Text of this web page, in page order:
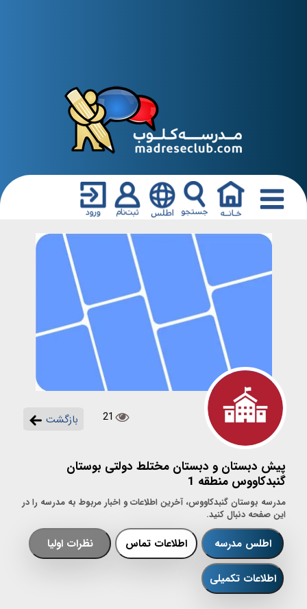
بازگشت 21
پیش دبستان و دبستان مختلط دولتی بوستان
گنبدکاووس منطقه 1
مدرسه بوستان گنبدکاووس، آخرین اطلاعات و اخبار مربوط به مدرسه را در
این صفحه دنبال کنید.
اطلس مدرسه اطلاعات تماس نظرات اولیا
اطلاعات تکمیلی